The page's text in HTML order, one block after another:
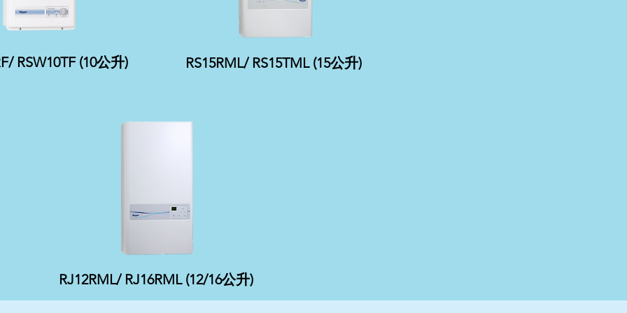
RSW10TF (10公升) RS15RML/ RS15TML (15公升)
RJ12RML/ RJ16RML (12/16公升)